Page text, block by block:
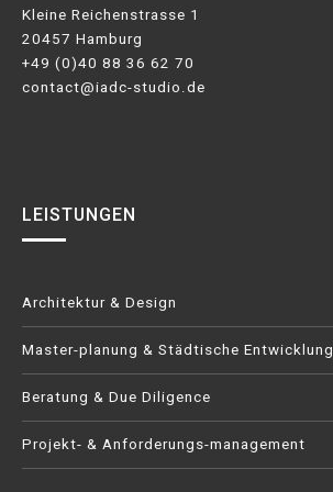
Kleine Reichenstrasse 1
20457 Hamburg
+49 (0)40 88 36 62 70
contact@iadc-studio.de
LEISTUNGEN
Architektur & Design
Master-planung & Städtische Entwicklung
Beratung & Due Diligence
Projekt- & Anforderungs-management